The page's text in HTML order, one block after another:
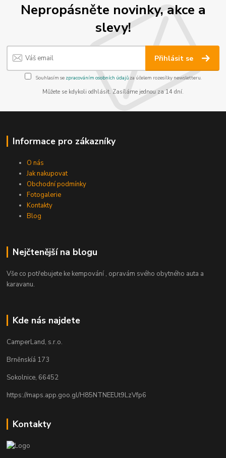
Nepropásněte novinky, akce a
slevy!
Přihlásit se
Souhlasím se zpracováním osobních údajůza účelem rozesílky newsletteru.
Můžete se kdykoli odhlásit. Zasíláme jednou za 14 dní.
Informace pro zákazníky
O nás
Jak nakupovat
Obchodní podmínky
Fotogalerie
Kontakty
Blog
Nejčtenější na blogu
Vše co potřebujete ke kempování , opravám svého obytného auta a
karavanu.
Kde nás najdete
CamperLand, s.r.o.
Brněnskíá 173
Sokolnice, 66452
https://maps.app.goo.gl/H85NTNEEUt9LzVfp6
Kontakty